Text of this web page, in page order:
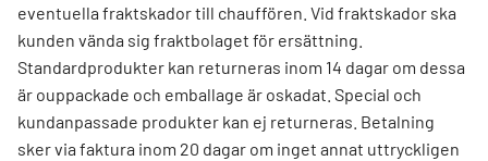
eventuella fraktskador till chauffören. Vid fraktskador ska
kunden vända sig fraktbolaget för ersättning.
Standardprodukter kan returneras inom 14 dagar om dessa
är ouppackade och emballage är oskadat. Special och
kundanpassade produkter kan ej returneras. Betalning
sker via faktura inom 20 dagar om inget annat uttryckligen